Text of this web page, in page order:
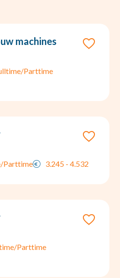
machines
Parttime
Parttime 3.245 - 4.532
Parttime